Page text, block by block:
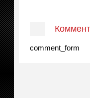
comment_form